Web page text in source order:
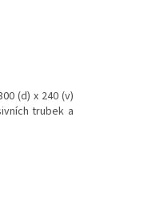
(d) x 240 (v)
trubek a